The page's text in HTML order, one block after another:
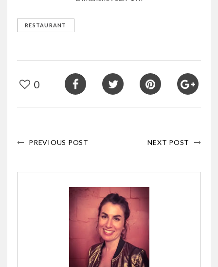
RESTAURANT
0
PREVIOUS POST NEXT POST